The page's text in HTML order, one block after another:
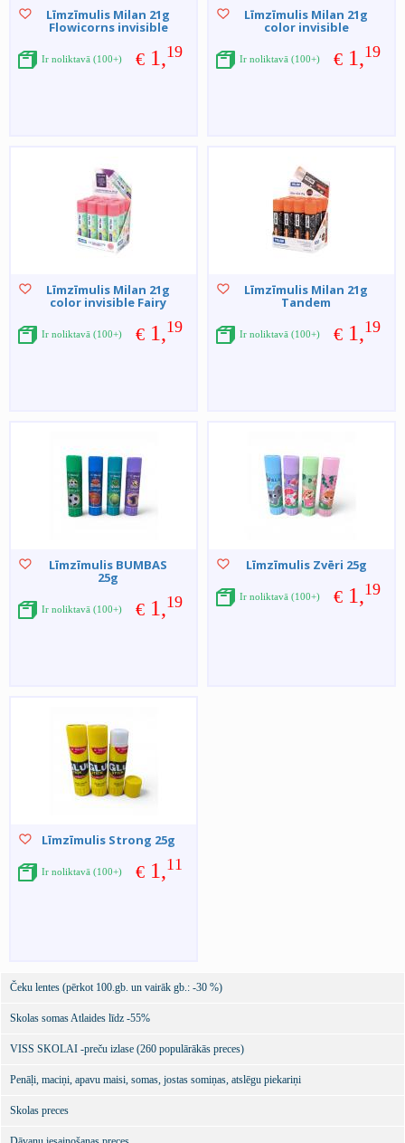
Līmzīmulis Milan 21g
Flowicorns invisible
€ 1,19
Ir noliktavā (100+)
Līmzīmulis Milan 21g
color invisible
€ 1,19
Ir noliktavā (100+)
Līmzīmulis Milan 21g
color invisible Fairy
€ 1,19
Ir noliktavā (100+)
Līmzīmulis Milan 21g
Tandem
€ 1,19
Ir noliktavā (100+)
Līmzīmulis BUMBAS
25g
€ 1,19
Ir noliktavā (100+)
Līmzīmulis Zvēri 25g
€ 1,19
Ir noliktavā (100+)
Līmzīmulis Strong 25g
€ 1,11
Ir noliktavā (100+)
Čeku lentes (pērkot 100.gb. un vairāk gb.: -30 %)
Skolas somas Atlaides līdz -55%
VISS SKOLAI -preču izlase (260 populārākās preces)
Penāļi, maciņi, apavu maisi, somas, jostas somiņas, atslēgu piekariņi
Skolas preces